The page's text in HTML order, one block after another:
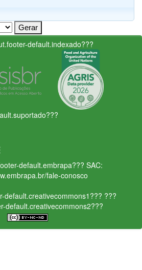
default.indexado???
default.embrapa??? SAC:
fale-conosco
default.creativecommons1??? ???
default.creativecommons2???